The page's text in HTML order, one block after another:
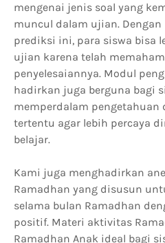
mengenai jenis soal yang
muncul dalam ujian.
prediksi ini, para siswa bisa
ujian karena telah
penyelesaiannya. Modul
hadirkan juga berguna bagi
memperdalam pengetahuan
tertentu agar lebih percaya
belajar.
Kami juga menghadirkan
Ramadhan yang disusun
selama bulan Ramadhan
positif. Materi aktivitas
Ramadhan Anak ideal bagi